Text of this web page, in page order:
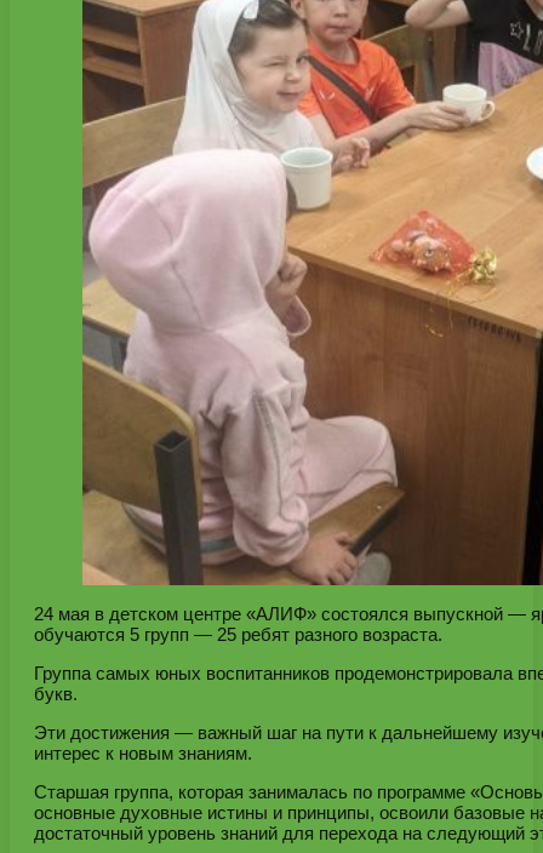
24 мая в детском центре «АЛИФ» состоялся выпускной —
обучаются 5 групп — 25 ребят разного возраста.
Группа самых юных воспитанников продемонстрировала
букв.
Эти достижения — важный шаг на пути к дальнейшему
интерес к новым знаниям.
Старшая группа, которая занималась по программе
основные духовные истины и принципы, освоили базовые
достаточный уровень знаний для перехода на следующий